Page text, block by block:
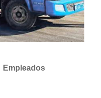
Empleados